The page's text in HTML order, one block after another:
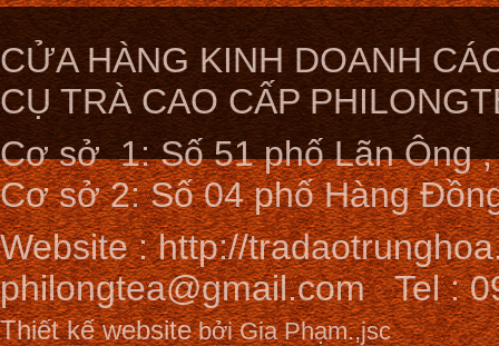
CỬA HÀNG KINH DOANH
CỤ TRÀ CAO CẤP
Cơ sở 1: Số 51 phố Lãn Ông
Cơ sở 2: Số 04 phố Hàng
Website :http://
philongtea@gmail.comTel :
Thiết kế websitebởi Gia Phạm.,jsc